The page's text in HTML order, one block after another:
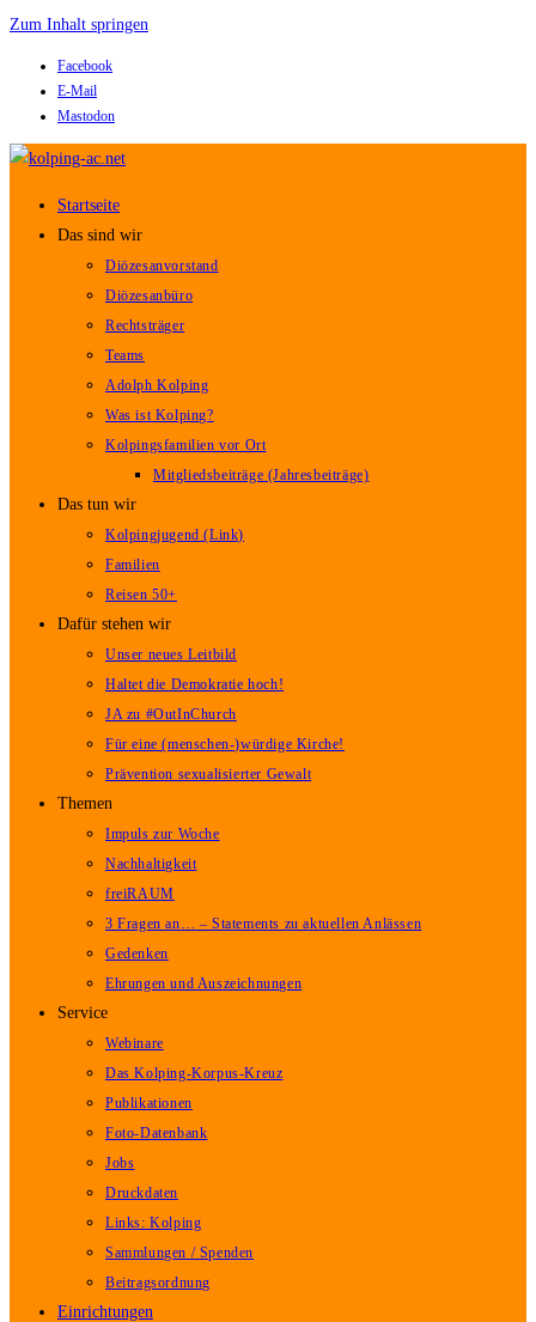
Zum Inhalt springen
Facebook
E-Mail
Mastodon
Startseite
Das sind wir
Diözesanvorstand
Diözesanbüro
Rechtsträger
Teams
Adolph Kolping
Was ist Kolping?
Kolpingsfamilien vor Ort
Mitgliedsbeiträge (Jahresbeiträge)
Das tun wir
Kolpingjugend (Link)
Familien
Reisen 50+
Dafür stehen wir
Unser neues Leitbild
Haltet die Demokratie hoch!
JA zu #OutInChurch
Für eine (menschen-)würdige Kirche!
Prävention sexualisierter Gewalt
Themen
Impuls zur Woche
Nachhaltigkeit
freiRAUM
3 Fragen an… – Statements zu aktuellen Anlässen
Gedenken
Ehrungen und Auszeichnungen
Service
Webinare
Das Kolping-Korpus-Kreuz
Publikationen
Foto-Datenbank
Jobs
Druckdaten
Links: Kolping
Sammlungen / Spenden
Beitragsordnung
Einrichtungen